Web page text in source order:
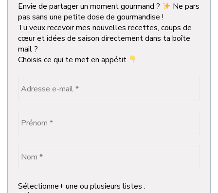
Envie de partager un moment gourmand ?
Ne pars
pas sans une petite dose de gourmandise !
Tu veux recevoir mes nouvelles recettes, coups de
cœur et idées de saison directement dans ta boîte
mail ?
Choisis ce qui te met en appétit
Sélectionne+ une ou plusieurs listes :